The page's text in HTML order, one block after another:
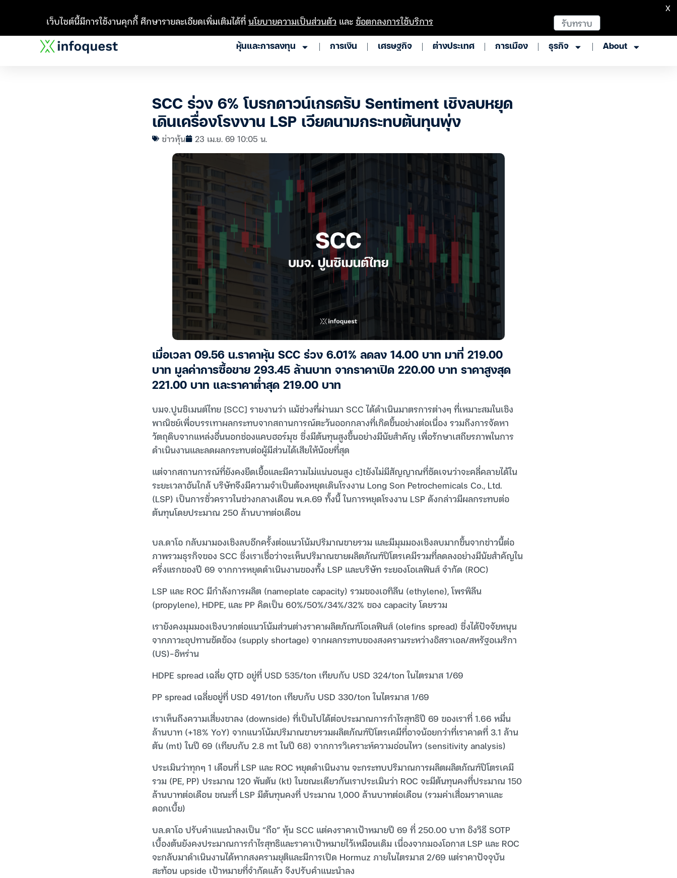
หุ้นและการลงทุน การเงิน เศรษฐกิจ ต่างประเทศ การเมือง ธุรกิจ About
SCC ร่วง 6% โบรกดาวน์เกรดรับ Sentiment เชิงลบหยุด
เดินเครื่องโรงงาน LSP เวียดนามกระทบต้นทุนพุ่ง
ข่าวหุ้น 23 เม.ย. 69 10:05 น.
เมื่อเวลา 09.56 น.ราคาหุ้น SCC ร่วง 6.01% ลดลง 14.00 บาท มาที่ 219.00
บาท มูลค่าการซื้อขาย 293.45 ล้านบาท จากราคาเปิด 220.00 บาท ราคาสูงสุด
221.00 บาท และราคาต่ำสุด 219.00 บาท
บมจ.ปูนซิเมนต์ไทย [SCC] รายงานว่า แม้ช่วงที่ผ่านมา SCC ได้ดำเนินมาตรการต่างๆ ที่เหมาะสมในเชิง
พาณิชย์เพื่อบรรเทาผลกระทบจากสถานการณ์ตะวันออกกลางที่เกิดขึ้นอย่างต่อเนื่อง รวมถึงการจัดหา
วัตถุดิบจากแหล่งอื่นนอกช่องแคบฮอร์มุซ ซึ่งมีต้นทุนสูงขึ้นอย่างมีนัยสำคัญ เพื่อรักษาเสถียรภาพในการ
ดำเนินงานและลดผลกระทบต่อผู้มีส่วนได้เสียให้น้อยที่สุด
แต่จากสถานการณ์ที่ยังคงยืดเยื้อและมีความไม่แน่นอนสูง c]tยังไม่มีสัญญาณที่ชัดเจนว่าจะคลี่คลายได้ใน
ระยะเวลาอันใกล้ บริษัทจึงมีความจำเป็นต้องหยุดเดินโรงงาน Long Son Petrochemicals Co., Ltd.
(LSP) เป็นการชั่วคราวในช่วงกลางเดือน พ.ค.69 ทั้งนี้ ในการหยุดโรงงาน LSP ดังกล่าวมีผลกระทบต่อ
ต้นทุนโดยประมาณ 250 ล้านบาทต่อเดือน
บล.ดาโอ กลับมามองเชิงลบอีกครั้งต่อแนวโน้มปริมาณขายรวม และมีมุมมองเชิงลบมากขึ้นจากข่าวนี้ต่อ
ภาพรวมธุรกิจของ SCC ซึ่งเราเชื่อว่าจะเห็นปริมาณขายผลิตภัณฑ์ปิโตรเคมีรวมที่ลดลงอย่างมีนัยสำคัญใน
ครึ่งแรกของปี 69 จากการหยุดดำเนินงานของทั้ง LSP และบริษัท ระยองโอเลฟินส์ จำกัด (ROC)
LSP และ ROC มีกำลังการผลิต (nameplate capacity) รวมของเอทิลีน (ethylene), โพรพิลีน
(propylene), HDPE, และ PP คิดเป็น 60%/50%/34%/32% ของ capacity โดยรวม
เรายังคงมุมมองเชิงบวกต่อแนวโน้มส่วนต่างราคาผลิตภัณฑ์โอเลฟินส์ (olefins spread) ซึ่งได้ปัจจัยหนุน
จากภาวะอุปทานขัดข้อง (supply shortage) จากผลกระทบของสงครามระหว่างอิสราเอล/สหรัฐอเมริกา
(US)-อิหร่าน
HDPE spread เฉลี่ย QTD อยู่ที่ USD 535/ton เทียบกับ USD 324/ton ในไตรมาส 1/69
PP spread เฉลี่ยอยู่ที่ USD 491/ton เทียบกับ USD 330/ton ในไตรมาส 1/69
เราเห็นถึงความเสี่ยงขาลง (downside) ที่เป็นไปได้ต่อประมาณการกำไรสุทธิปี 69 ของเราที่ 1.66 หมื่น
ล้านบาท (+18% YoY) จากแนวโน้มปริมาณขายรวมผลิตภัณฑ์ปิโตรเคมีที่อาจน้อยกว่าที่เราคาดที่ 3.1 ล้าน
ตัน (mt) ในปี 69 (เทียบกับ 2.8 mt ในปี 68) จากการวิเคราะห์ความอ่อนไหว (sensitivity analysis)
ประเมินว่าทุกๆ 1 เดือนที่ LSP และ ROC หยุดดำเนินงาน จะกระทบปริมาณการผลิตผลิตภัณฑ์ปิโตรเคมี
รวม (PE, PP) ประมาณ 120 พันตัน (kt) ในขณะเดียวกันเราประเมินว่า ROC จะมีต้นทุนคงที่ประมาณ 150
ล้านบาทต่อเดือน ขณะที่ LSP มีต้นทุนคงที่ ประมาณ 1,000 ล้านบาทต่อเดือน (รวมค่าเสื่อมราคาและ
ดอกเบี้ย)
บล.ดาโอ ปรับคำแนะนำลงเป็น “ถือ” หุ้น SCC แต่คงราคาเป้าหมายปี 69 ที่ 250.00 บาท อิงวิธี SOTP
เบื้องต้นยังคงประมาณการกำไรสุทธิและราคาเป้าหมายไว้เหมือนเดิม เนื่องจากมองโอกาส LSP และ ROC
จะกลับมาดำเนินงานได้หากสงครามยุติและมีการเปิด Hormuz ภายในไตรมาส 2/69 แต่ราคาปัจจุบัน
สะท้อน upside เป้าหมายที่จำกัดแล้ว จึงปรับคำแนะนำลง
เว็บไซต์นี้มีการใช้งานคุกกี้ ศึกษารายละเอียดเพิ่มเติมได้ที่นโยบายความเป็นส่วนตัว และข้อตกลงการใช้บริการ รับทราบ
X